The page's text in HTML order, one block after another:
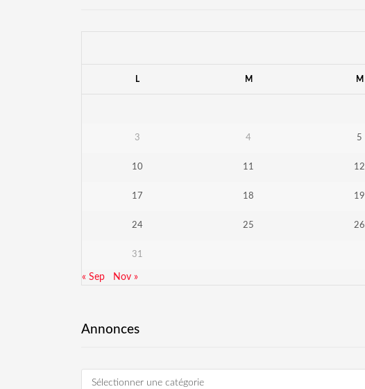
L M M
3 4 5
10 11 12
17 18 19
24 25 26
31
« Sep Nov »
Annonces
Sélectionner une catégorie